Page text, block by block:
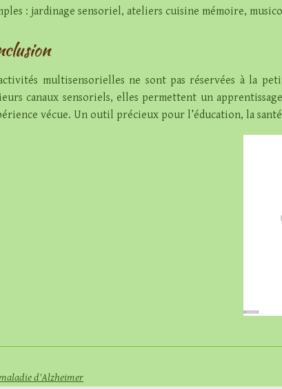
: jardinage sensoriel, ateliers cuisine mémoire,
multisensorielles ne sont pas réservées à la
canaux sensoriels, elles permettent un
vécue. Un outil précieux pour l’éducation, la
d'Alzheimer